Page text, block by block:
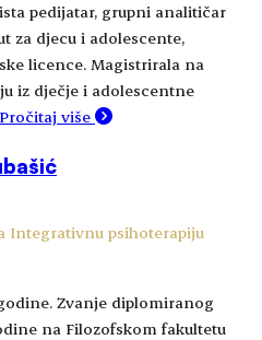
pedijatar, grupni analitičar
za djecu i adolescente,
licence. Magistrirala na
iz dječje i adolescentne
Pročitaj više
Integrativnu psihoterapiju
Zvanje diplomiranog
na Filozofskom fakultetu